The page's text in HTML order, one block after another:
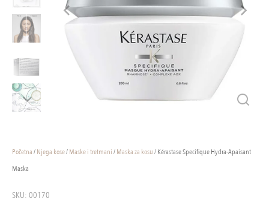
Početna/Njega kose/Maske i tretmani/Maska za kosu/ Kérastase Specifique Hydra-Apaisant
Maska
SKU: 00170